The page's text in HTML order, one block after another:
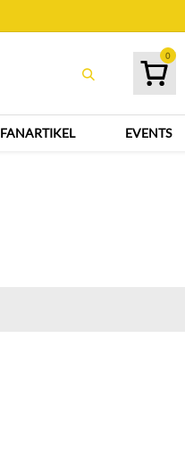
0
FANARTIKEL EVENTS